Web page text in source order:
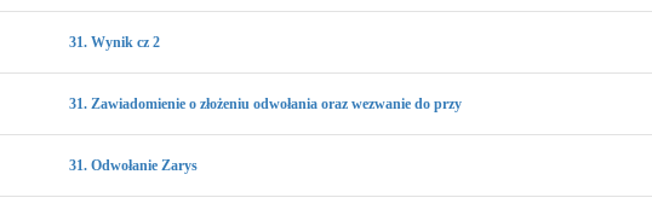
31. Wynik cz 2
31. Zawiadomienie o złożeniu odwołania oraz wezwanie do przy
31. Odwołanie Zarys